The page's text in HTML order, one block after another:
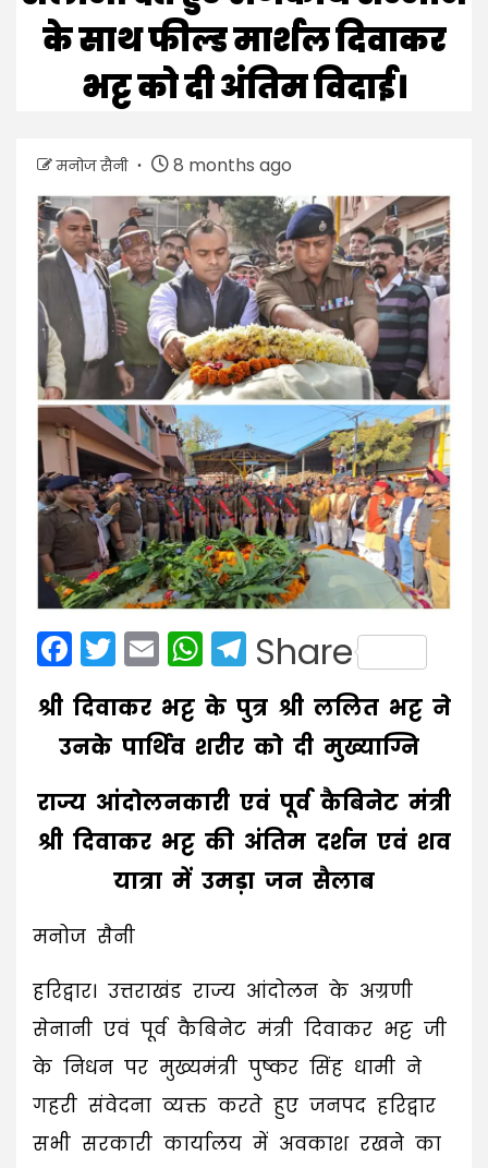
के साथ फील्ड मार्शल दिवाकर
भट्ट को दी अंतिम विदाई।
मनोज सैनी 8 months ago
Facebook
Twitter
EmailWhatsApp
Telegram
Share
श्री दिवाकर भट्ट के पुत्र श्री ललित भट्ट ने
उनके पार्थिव शरीर को दी मुख्याग्नि
राज्य आंदोलनकारी एवं पूर्व कैबिनेट मंत्री
श्री दिवाकर भट्ट की अंतिम दर्शन एवं शव
यात्रा में उमड़ा जन सैलाब
मनोज सैनी
हरिद्वार। उत्तराखंड राज्य आंदोलन के अग्रणी
सेनानी एवं पूर्व कैबिनेट मंत्री दिवाकर भट्ट जी
के निधन पर मुख्यमंत्री पुष्कर सिंह धामी ने
गहरी संवेदना व्यक्त करते हुए जनपद हरिद्वार
सभी सरकारी कार्यालय में अवकाश रखने का